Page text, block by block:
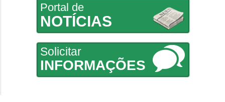
Portal de
NOTÍCIAS
Solicitar
INFORMAÇÕES